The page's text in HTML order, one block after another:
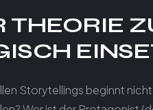
THEORIE
Storytellings beginnt